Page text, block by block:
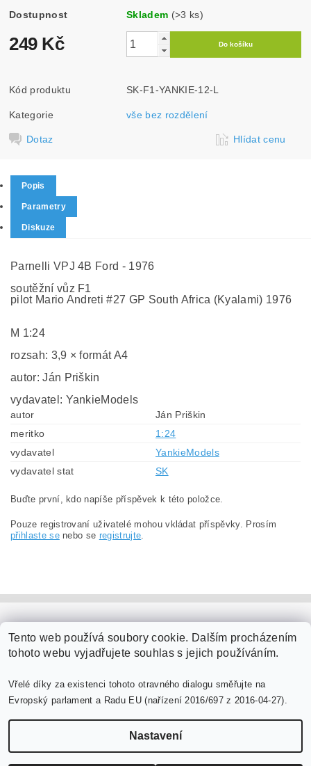
Dostupnost Skladem (>3 ks)
249 Kč
Kód produktu SK-F1-YANKIE-12-L
Kategorie vše bez rozdělení
Dotaz Hlídat cenu
Popis
Parametry
Diskuze
Parnelli VPJ 4B Ford - 1976
soutěžní vůz F1
pilot Mario Andreti #27 GP South Africa (Kyalami) 1976
M 1:24
rozsah: 3,9 × formát A4
autor: Ján Priškin
vydavatel: YankieModels
autor
Ján Priškin
meritko
1:24
vydavatel
YankieModels
vydavatel stat
SK
Buďte první, kdo napíše příspěvek k této položce.
Pouze registrovaní uživatelé mohou vkládat příspěvky. Prosím
přihlaste senebo se registrujte.
Tento web používá soubory cookie. Dalším procházením
tohoto webu vyjadřujete souhlas s jejich používáním.
Vřelé díky za existenci tohoto otravného dialogu směřujte na
Evropský parlament a Radu EU (nařízení 2016/697 z 2016-04-27).
Nastavení